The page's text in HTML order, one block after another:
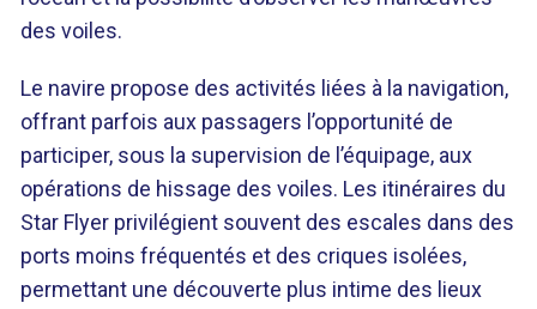
des voiles.
Le navire propose des activités liées à la navigation,
offrant parfois aux passagers l’opportunité de
participer, sous la supervision de l’équipage, aux
opérations de hissage des voiles. Les itinéraires du
Star Flyer privilégient souvent des escales dans des
ports moins fréquentés et des criques isolées,
permettant une découverte plus intime des lieux